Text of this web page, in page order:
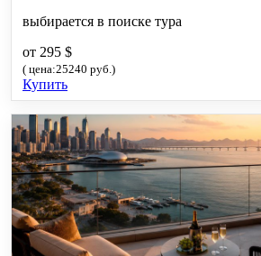
выбирается в поиске тура
от 295 $
( цена:25240 руб.)
Купить